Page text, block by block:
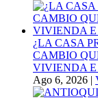
¿LA CASA
CAMBIO
VIVIENDA
Ago 6, 2026 |